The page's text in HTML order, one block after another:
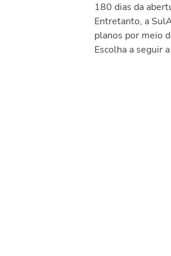
180 dias da
Entretanto, a
planos por meio
Escolha a seguir